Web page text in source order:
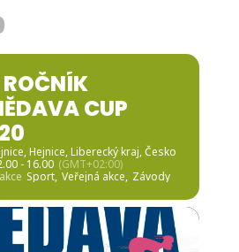
ROČNÍK
CUP
, Hejnice, Liberecký kraj, Česko
- 16.00 (GMT+02:00)
Sport, Veřejná akce, Závody